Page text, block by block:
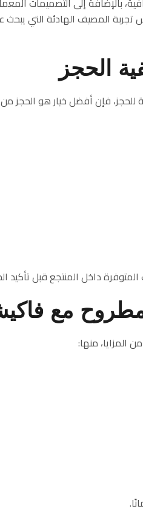
المصيف الهادئة التي يبحث
الحجز
فإن أفضل خيار هو الحجز
داخل المنتجع قبل تأكيد
مع
المزايا، منها: